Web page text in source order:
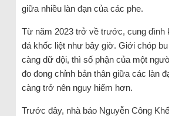
giữa nhiều làn đạn của các phe.
Từ năm 2023 trở về trước, cung đình
đá khốc liệt như bây giờ. Giới chóp bu
càng dữ dội, thì số phận của một
đo đong chỉnh bản thân giữa các làn
càng trở nên nguy hiểm hơn.
Trước đây, nhà báo Nguyễn Công